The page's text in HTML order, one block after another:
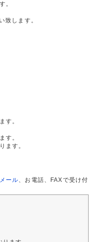
。
致します。
す。
す。
ます。
メール 、お電話、FAXで受け付